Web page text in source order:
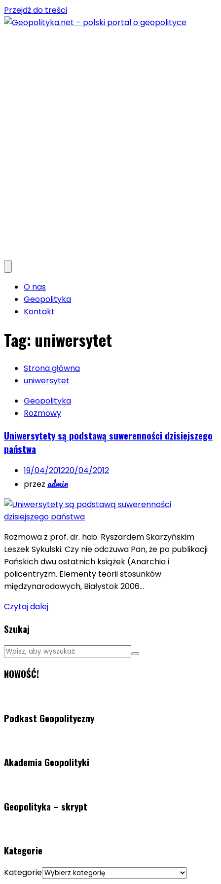
Przejdź do treści
O nas
Geopolityka
Kontakt
Tag: uniwersytet
Strona główna
uniwersytet
Geopolityka
Rozmowy
Uniwersytety są podstawą suwerenności dzisiejszego
państwa
19/04/201220/04/2012
przez admin
Rozmowa z prof. dr. hab. Ryszardem Skarzyńskim
Leszek Sykulski: Czy nie odczuwa Pan, że po publikacji
Pańskich dwu ostatnich książek (Anarchia i
policentryzm. Elementy teorii stosunków
międzynarodowych, Białystok 2006…
Czytaj dalej
Szukaj
NOWOŚĆ!
Podkast Geopolityczny
Akademia Geopolityki
Geopolityka – skrypt
Kategorie
Kategorie